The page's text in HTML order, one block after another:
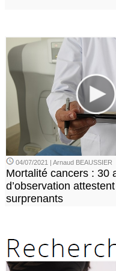
04/07/2021 | Arnaud BEAUSSIER
Mortalité cancers : 30
d’observation
surprenants